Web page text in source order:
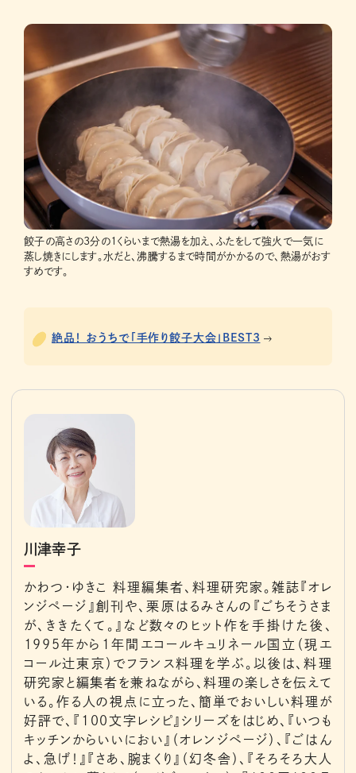
餃子の高さの3分の1くらいまで熱湯を加え、ふたをして強火で一気に
蒸し焼きにします。水だと、沸騰するまで時間がかかるので、熱湯がおす
すめです。
絶品！ おうちで「手作り餃子大会」BEST3
川津幸子
かわつ・ゆきこ 料理編集者、料理研究家。雑誌『オレ
ンジページ』創刊や、栗原はるみさんの『ごちそうさま
が、ききたくて。』など数々のヒット作を手掛けた後、
1995年から1年間エコールキュリネール国立（現エ
コール辻東京）でフランス料理を学ぶ。以後は、料理
研究家と編集者を兼ねながら、料理の楽しさを伝えて
いる。作る人の視点に立った、簡単でおいしい料理が
好評で、『100文字レシピ』シリーズをはじめ、『いつも
キッチンからいいにおい』（オレンジページ）、『ごはん
よ、急げ！』『さあ、腕まくり』（幻冬舎）、『そろそろ大人